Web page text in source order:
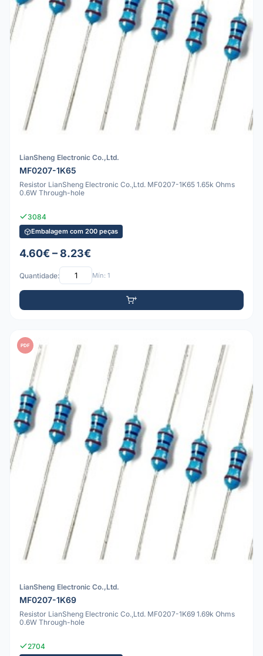
LianSheng Electronic Co.,Ltd.
MF0207-1K65
Resistor LianSheng Electronic Co.,Ltd. MF0207-1K65 1.65k Ohms
0.6W Through-hole
3084
Embalagem com 200 peças
4.60€ – 8.23€
Quantidade: Mín: 1
PDF
LianSheng Electronic Co.,Ltd.
MF0207-1K69
Resistor LianSheng Electronic Co.,Ltd. MF0207-1K69 1.69k Ohms
0.6W Through-hole
2704